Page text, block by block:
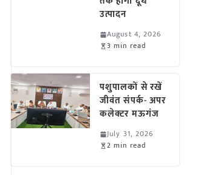
उत्पादन
August 4, 2026
3 min read
पशुपालकों से रखें
जीवंत संपर्क- अपर
कलेक्टर मऊगंज
July 31, 2026
2 min read